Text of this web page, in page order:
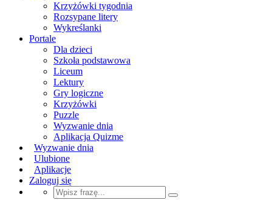
Krzyżówki tygodnia
Rozsypane litery
Wykreślanki
Portale
Dla dzieci
Szkoła podstawowa
Liceum
Lektury
Gry logiczne
Krzyżówki
Puzzle
Wyzwanie dnia
Aplikacja Quizme
Wyzwanie dnia
Ulubione
Aplikacje
Zaloguj się